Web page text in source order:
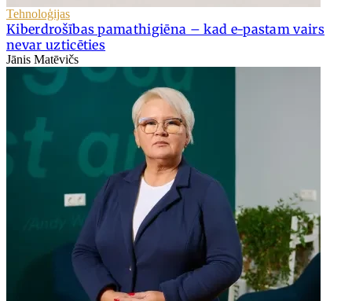
Tehnoloģijas
Kiberdrošības pamathigiēna – kad e-pastam vairs
nevar uzticēties
Jānis Matēvičs